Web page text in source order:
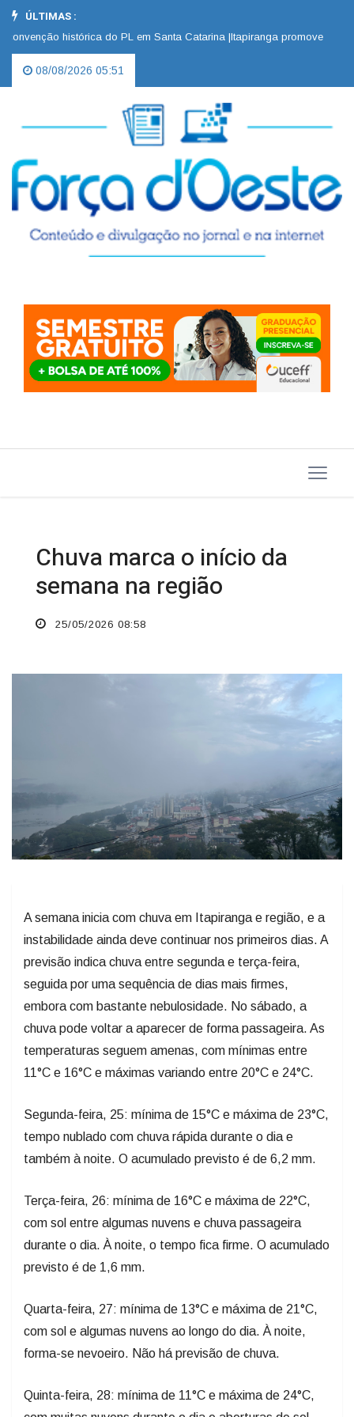
ÚLTIMAS :
histórica do PL em Santa Catarina |Itapiranga promove “Dia
08/08/2026 05:51
Chuva marca o início da
semana na região
25/05/2026 08:58
A semana inicia com chuva em Itapiranga e região, e a
instabilidade ainda deve continuar nos primeiros dias. A
previsão indica chuva entre segunda e terça-feira,
seguida por uma sequência de dias mais firmes,
embora com bastante nebulosidade. No sábado, a
chuva pode voltar a aparecer de forma passageira. As
temperaturas seguem amenas, com mínimas entre
11°C e 16°C e máximas variando entre 20°C e 24°C.
Segunda-feira, 25: mínima de 15°C e máxima de 23°C,
tempo nublado com chuva rápida durante o dia e
também à noite. O acumulado previsto é de 6,2 mm.
Terça-feira, 26: mínima de 16°C e máxima de 22°C,
com sol entre algumas nuvens e chuva passageira
durante o dia. À noite, o tempo fica firme. O acumulado
previsto é de 1,6 mm.
Quarta-feira, 27: mínima de 13°C e máxima de 21°C,
com sol e algumas nuvens ao longo do dia. À noite,
forma-se nevoeiro. Não há previsão de chuva.
Quinta-feira, 28: mínima de 11°C e máxima de 24°C,